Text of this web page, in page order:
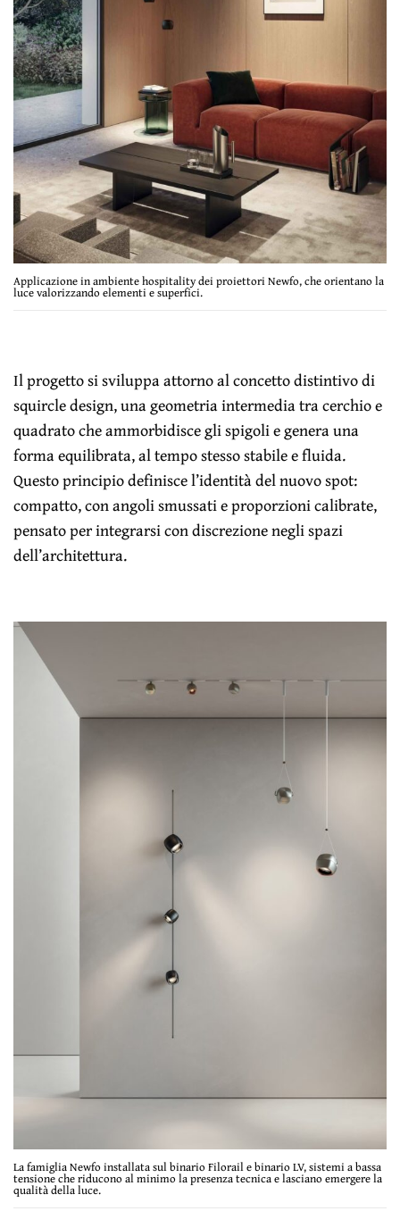
Applicazione in ambiente hospitality dei proiettori Newfo, che orientano la
luce valorizzando elementi e superfici.
Il progetto si sviluppa attorno al concetto distintivo di
squircle design, una geometria intermedia tra cerchio e
quadrato che ammorbidisce gli spigoli e genera una
forma equilibrata, al tempo stesso stabile e fluida.
Questo principio definisce l’identità del nuovo spot:
compatto, con angoli smussati e proporzioni calibrate,
pensato per integrarsi con discrezione negli spazi
dell’architettura.
La famiglia Newfo installata sul binario Filorail e binario LV, sistemi a bassa
tensione che riducono al minimo la presenza tecnica e lasciano emergere la
qualità della luce.